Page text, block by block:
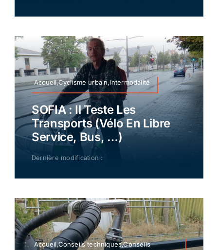
Accueil,Cyclisme urbain,Intermodalité
SOFIA : Il Teste Les
Transports (vélo En Libre
Service, Bus, …)
Dernière modification :
Accueil,Conseils techniques,Conseils